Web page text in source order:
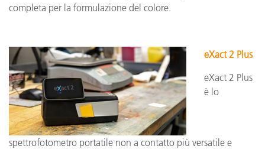
completa per la formulazione del colore.
eXact 2 Plus
eXact 2 Plus
è lo
spettrofotometro portatile non a contatto più versatile e